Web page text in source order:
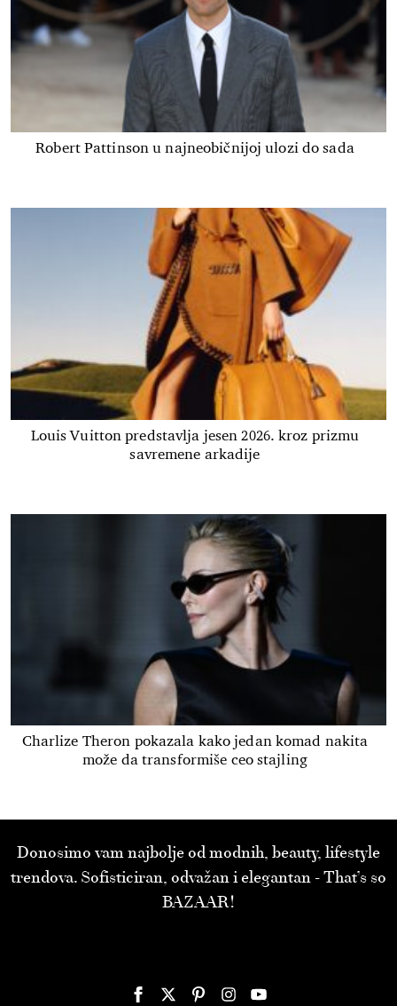
Robert Pattinson u najneobičnijoj ulozi do sada
Louis Vuitton predstavlja jesen 2026. kroz prizmu
savremene arkadije
Charlize Theron pokazala kako jedan komad nakita
može da transformiše ceo stajling
Donosimo vam najbolje od modnih, beauty, lifestyle
trendova. Sofisticiran, odvažan i elegantan - That’s so
BAZAAR!